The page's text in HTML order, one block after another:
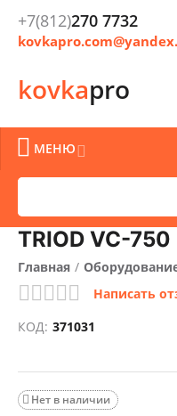
kovkapro
+7(812)270 7732
 МЕНЮ
TRIOD VC-
Главная /
Написать
КОД: 371031
Нет в наличии
